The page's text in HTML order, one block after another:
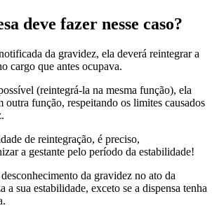
deve fazer nesse caso?
da gravidez, ela deverá reintegrar a
cargo que antes ocupava.
(reintegrá-la na mesma função), ela
outra função, respeitando os limites causados
de reintegração, é preciso,
a gestante pelo período da estabilidade!
da gravidez no ato da
a sua estabilidade, exceto se a dispensa tenha